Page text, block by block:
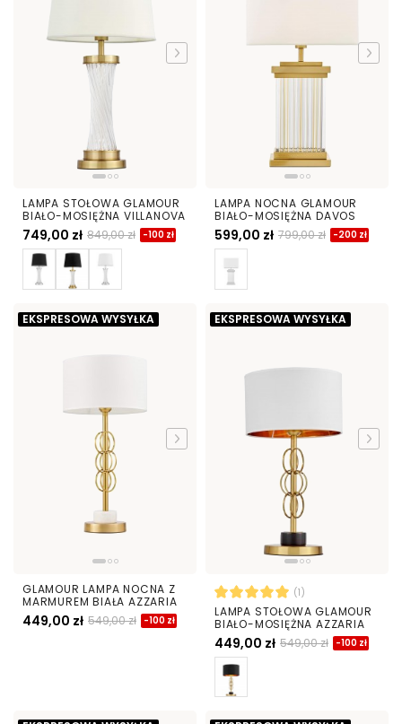
LAMPA STOŁOWA GLAMOUR
BIAŁO-MOSIĘŻNA VILLANOVA
749,00 zł 849,00 zł -100 zł
LAMPA NOCNA GLAMOUR
BIAŁO-MOSIĘŻNA DAVOS
599,00 zł 799,00 zł -200 zł
EKSPRESOWA WYSYŁKA
GLAMOUR LAMPA NOCNA Z
MARMUREM BIAŁA AZZARIA
449,00 zł 549,00 zł -100 zł
EKSPRESOWA WYSYŁKA
(1)
LAMPA STOŁOWA GLAMOUR
BIAŁO-MOSIĘŻNA AZZARIA
449,00 zł 549,00 zł -100 zł